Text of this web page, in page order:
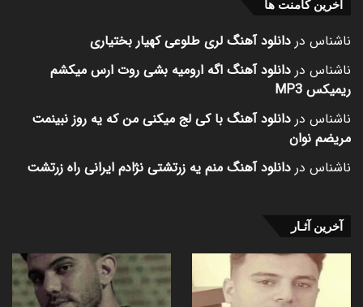
آخرین کامنت ها
ناشناس در دانلود آهنگ لری طلوعی کهیار بختیاری
ناشناس در دانلود آهنگ اگه ارومیه بشی روت ارس میکشم
ریمیکس MP3
ناشناس در دانلود آهنگ با کی لج میکنی من که یه روز نبینمت
مریضم نوان
ناشناس در دانلود آهنگ منم یه زرتشتی نژادم ایرانی راه زرتشت
آخرین آثـار